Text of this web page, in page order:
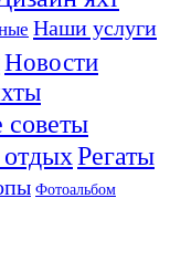
Наши услуги
Новости
советы
Регаты
Фотоальбом